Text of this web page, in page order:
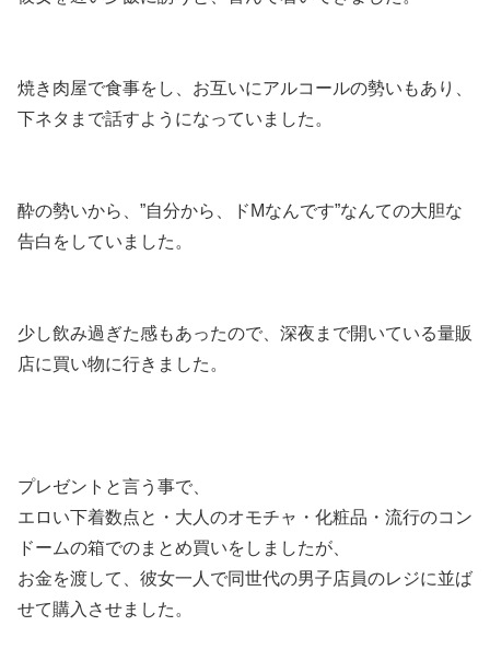
焼き肉屋で食事をし、お互いにアルコールの勢いもあり、
下ネタまで話すようになっていました。
酔の勢いから、”自分から、ドMなんです”なんての大胆な
告白をしていました。
少し飲み過ぎた感もあったので、深夜まで開いている量販
店に買い物に行きました。
プレゼントと言う事で、
エロい下着数点と・大人のオモチャ・化粧品・流行のコン
ドームの箱でのまとめ買いをしましたが、
お金を渡して、彼女一人で同世代の男子店員のレジに並ば
せて購入させました。